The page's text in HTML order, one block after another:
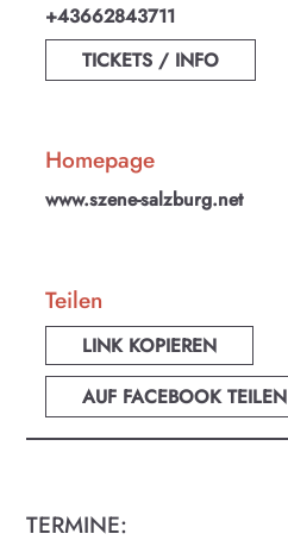
+43662843711
TICKETS / INFO
Homepage
www.szene-salzburg.net
Teilen
LINK KOPIEREN
AUF FACEBOOK TEILEN
TERMINE: